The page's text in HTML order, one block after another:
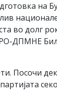
на
во долг
ДПМНЕ
Посочи